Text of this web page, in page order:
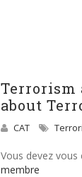
Terrorism
about
CAT
Vous devez
membre